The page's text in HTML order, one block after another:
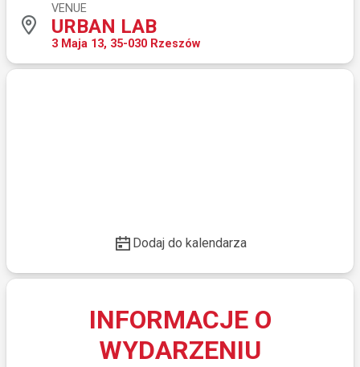
VENUE
URBAN LAB
3 Maja 13, 35-030 Rzeszów
Dodaj do kalendarza
INFORMACJE O
WYDARZENIU